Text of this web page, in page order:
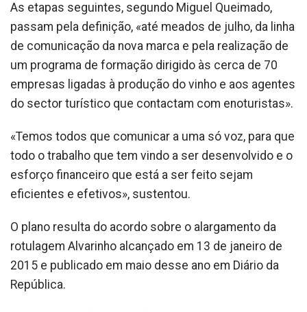
As etapas seguintes, segundo Miguel Queimado,
passam pela definição, «até meados de julho, da linha
de comunicação da nova marca e pela realização de
um programa de formação dirigido às cerca de 70
empresas ligadas à produção do vinho e aos agentes
do sector turístico que contactam com enoturistas».
«Temos todos que comunicar a uma só voz, para que
todo o trabalho que tem vindo a ser desenvolvido e o
esforço financeiro que está a ser feito sejam
eficientes e efetivos», sustentou.
O plano resulta do acordo sobre o alargamento da
rotulagem Alvarinho alcançado em 13 de janeiro de
2015 e publicado em maio desse ano em Diário da
República.